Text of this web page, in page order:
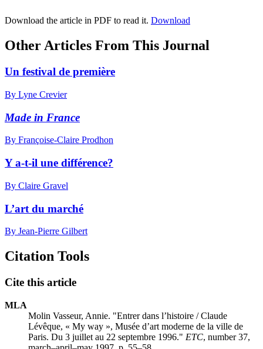
Download the article in PDF to read it. Download
Other Articles From This Journal
Un festival de première
By Lyne Crevier
Made in France
By Françoise-Claire Prodhon
Y a-t-il une différence?
By Claire Gravel
L’art du marché
By Jean-Pierre Gilbert
Citation Tools
Cite this article
MLA
Molin Vasseur, Annie. "Entrer dans l’histoire / Claude
Lévêque, « My way », Musée d’art moderne de la ville de
Paris. Du 3 juillet au 22 septembre 1996." ETC, number 37,